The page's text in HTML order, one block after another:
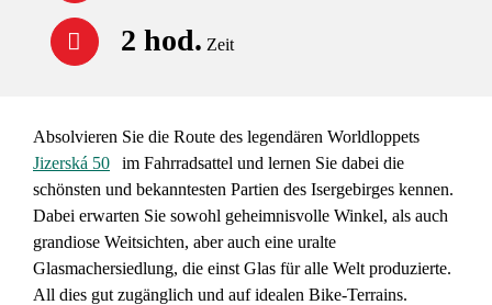
2 hod. Zeit
Absolvieren Sie die Route des legendären Worldloppets
Jizerská 50
im Fahrradsattel und lernen Sie dabei die
schönsten und bekanntesten Partien des Isergebirges kennen.
Dabei erwarten Sie sowohl geheimnisvolle Winkel, als auch
grandiose Weitsichten, aber auch eine uralte
Glasmachersiedlung, die einst Glas für alle Welt produzierte.
All dies gut zugänglich und auf idealen Bike-Terrains.